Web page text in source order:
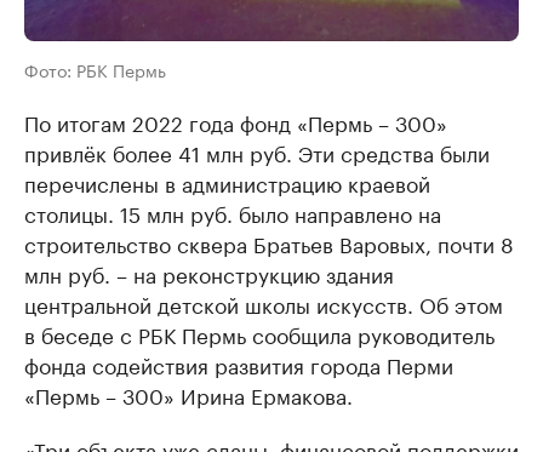
Фото: РБК Пермь
По итогам 2022 года фонд «Пермь – 300»
привлёк более 41 млн руб. Эти средства были
перечислены в администрацию краевой
столицы. 15 млн руб. было направлено на
строительство сквера Братьев Варовых, почти 8
млн руб. – на реконструкцию здания
центральной детской школы искусств. Об этом
в беседе с РБК Пермь сообщила руководитель
фонда содействия развития города Перми
«Пермь – 300» Ирина Ермакова.